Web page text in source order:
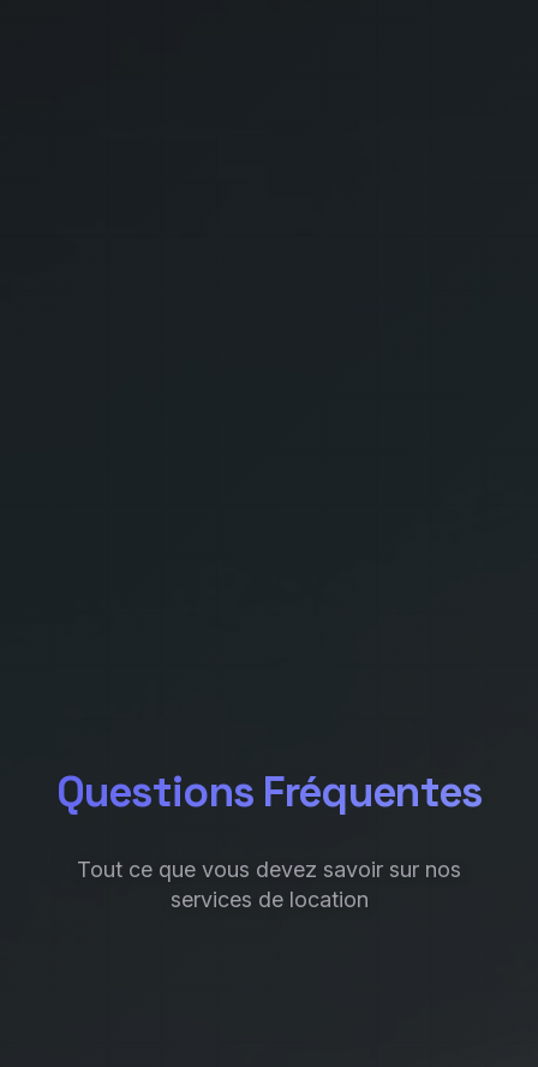
Questions Fréquentes
Tout ce que vous devez savoir sur nos
services de location